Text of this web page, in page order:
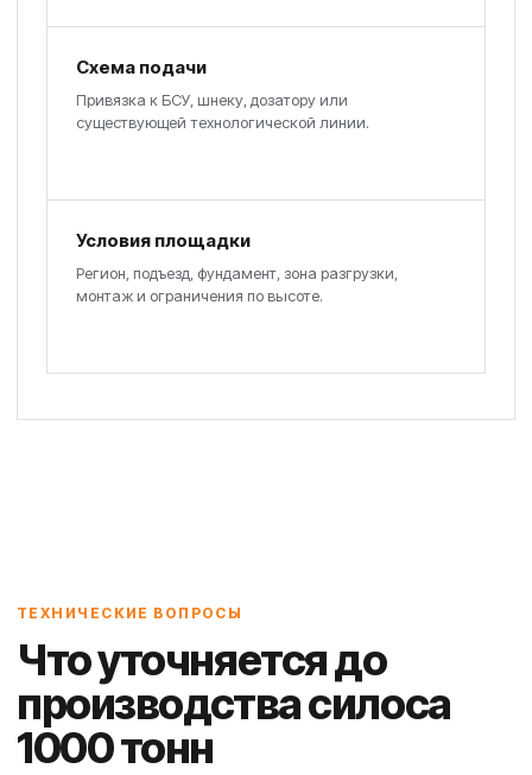
Схема подачи
Привязка к БСУ, шнеку, дозатору или
существующей технологической линии.
Условия площадки
Регион, подъезд, фундамент, зона разгрузки,
монтаж и ограничения по высоте.
ТЕХНИЧЕСКИЕ ВОПРОСЫ
Что уточняется до
производства силоса
1000 тонн